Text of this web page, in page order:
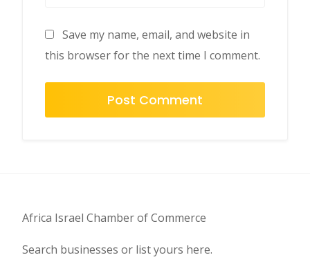
Save my name, email, and website in
this browser for the next time I comment.
Africa Israel Chamber of Commerce
Search businesses or list yours here.